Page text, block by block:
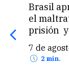
contra
años de
7